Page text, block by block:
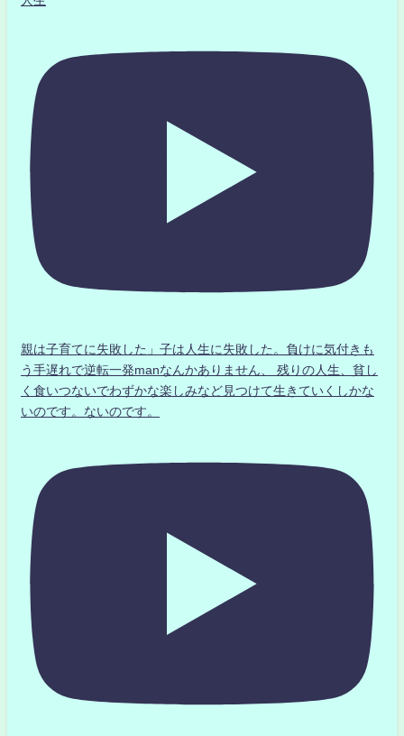
親は子育てに失敗した」子は人生に失敗した。負けに気付きも
う手遅れで逆転一発manなんかありません、 残りの人生、貧し
く食いつないでわずかな楽しみなど見つけて生きていくしかな
いのです。ないのです。